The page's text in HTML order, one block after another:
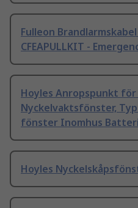
Fulleon
CFEAPULLKIT -
Hoyles Anropspunkt för
Nyckelvaktsfönster,
fönster Inomhus Batteri
Hoyles